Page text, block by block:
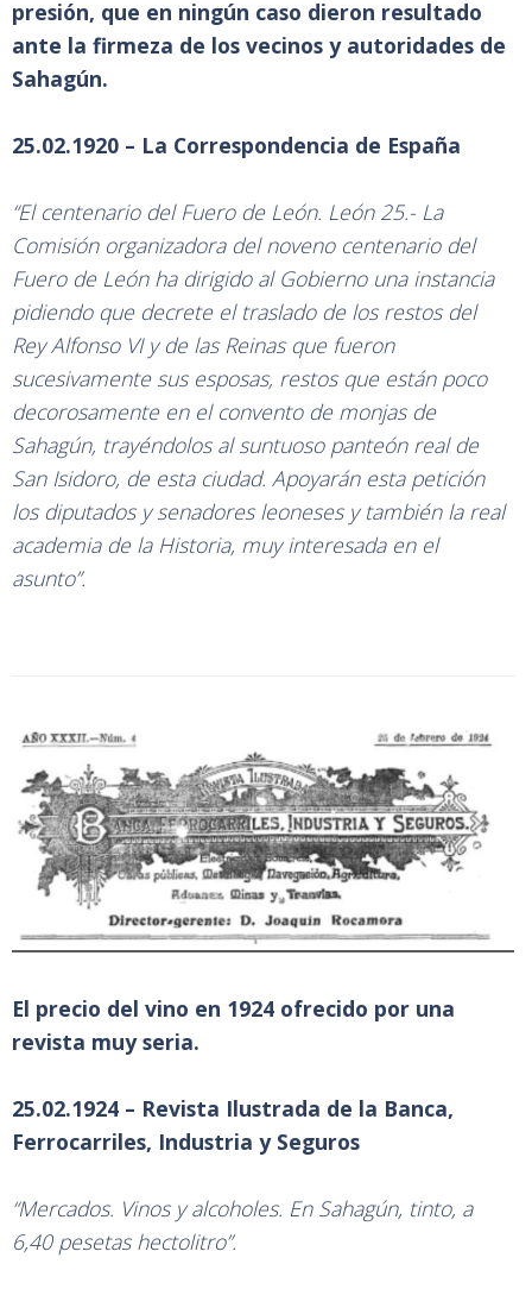
presión, que en ningún caso dieron resultado
ante la firmeza de los vecinos y autoridades de
Sahagún.
25.02.1920 – La Correspondencia de España
“El centenario del Fuero de León. León 25.- La
Comisión organizadora del noveno centenario del
Fuero de León ha dirigido al Gobierno una instancia
pidiendo que decrete el traslado de los restos del
Rey Alfonso VI y de las Reinas que fueron
sucesivamente sus esposas, restos que están poco
decorosamente en el convento de monjas de
Sahagún, trayéndolos al suntuoso panteón real de
San Isidoro, de esta ciudad. Apoyarán esta petición
los diputados y senadores leoneses y también la real
academia de la Historia, muy interesada en el
asunto”.
El precio del vino en 1924 ofrecido por una
revista muy seria.
25.02.1924 – Revista Ilustrada de la Banca,
Ferrocarriles, Industria y Seguros
“Mercados. Vinos y alcoholes. En Sahagún, tinto, a
6,40 pesetas hectolitro”.